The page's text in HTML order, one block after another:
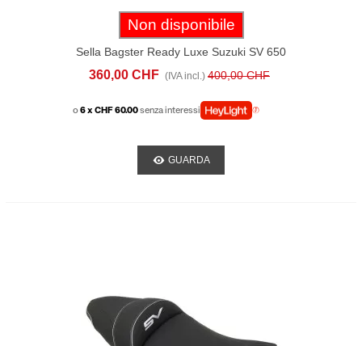
Non disponibile
Sella Bagster Ready Luxe Suzuki SV 650
(2017-20) Nera Blu
360,00 CHF (IVA incl.) 400,00 CHF
o6 x CHF 60.00senza interessi
GUARDA